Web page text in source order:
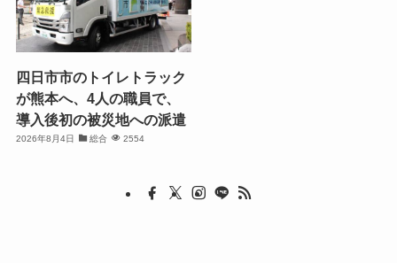
四日市市のトイレトラック
が熊本へ、4人の職員で、
導入後初の被災地への派遣
2026年8月4日 総合 2554